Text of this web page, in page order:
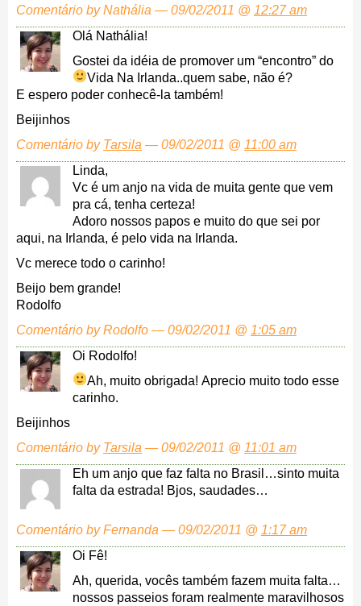
Comentário by Nathália — 09/02/2011 @ 12:27 am
Olá Nathália!
Gostei da idéia de promover um “encontro” do
Vida Na Irlanda..quem sabe, não é?
E espero poder conhecê-la também!
Beijinhos
Comentário by Tarsila — 09/02/2011 @ 11:00 am
Linda,
Vc é um anjo na vida de muita gente que vem
pra cá, tenha certeza!
Adoro nossos papos e muito do que sei por
aqui, na Irlanda, é pelo vida na Irlanda.
Vc merece todo o carinho!
Beijo bem grande!
Rodolfo
Comentário by Rodolfo — 09/02/2011 @ 1:05 am
Oi Rodolfo!
Ah, muito obrigada! Aprecio muito todo esse
carinho.
Beijinhos
Comentário by Tarsila — 09/02/2011 @ 11:01 am
Eh um anjo que faz falta no Brasil…sinto muita
falta da estrada! Bjos, saudades…
Comentário by Fernanda — 09/02/2011 @ 1:17 am
Oi Fê!
Ah, querida, vocês também fazem muita falta…
nossos passeios foram realmente maravilhosos